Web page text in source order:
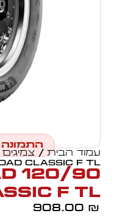
עמוד הבית/ צמיגים
CLASSIC F TL
F TL
908.00 ₪